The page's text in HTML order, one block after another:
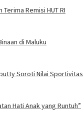
Remisi HUT RI
di Maluku
Soroti Nilai Sportivitas
Hati Anak yang Runtuh”